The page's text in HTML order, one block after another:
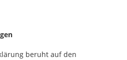
beruht auf den